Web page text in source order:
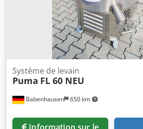
Babenhausen 650 km
Système de levain
Puma FL 60 NEU